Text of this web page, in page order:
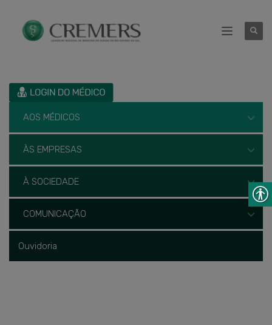
AOS MÉDICOS
ÀS EMPRESAS
À SOCIEDADE
COMUNICAÇÃO
Ouvidoria